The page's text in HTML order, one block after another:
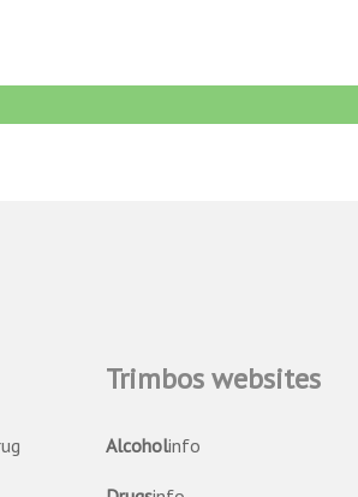
Trimbos websites
Alcoholinfo